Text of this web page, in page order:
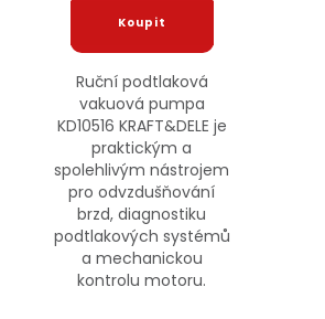
Ruční podtlaková
vakuová pumpa
KD10516 KRAFT&DELE je
praktickým a
spolehlivým nástrojem
pro odvzdušňování
brzd, diagnostiku
podtlakových systémů
a mechanickou
kontrolu motoru.